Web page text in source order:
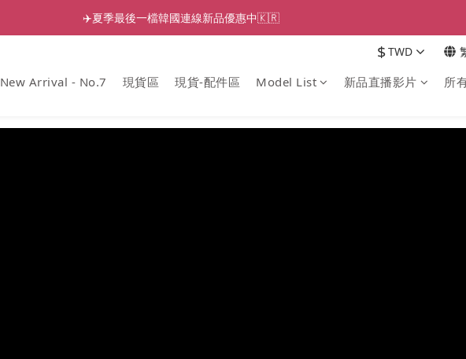
✈️夏季最後一檔韓國連線新品優惠中🇰🇷
$TWD
New Arrival - No.7 現貨區 現貨-配件區 Model List 新品直播影片 所